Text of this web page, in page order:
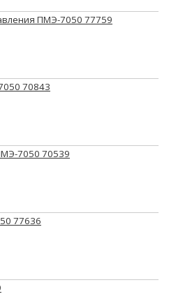
ПМЭ-7050 77759
70843
7050 70539
77636